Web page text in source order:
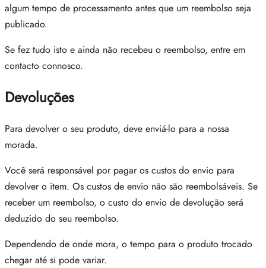
algum tempo de processamento antes que um reembolso seja
publicado.
Se fez tudo isto e ainda não recebeu o reembolso, entre em
contacto connosco.
Devoluções
Para devolver o seu produto, deve enviá-lo para a nossa
morada.
Você será responsável por pagar os custos do envio para
devolver o item. Os custos de envio não são reembolsáveis. Se
receber um reembolso, o custo do envio de devolução será
deduzido do seu reembolso.
Dependendo de onde mora, o tempo para o produto trocado
chegar até si pode variar.